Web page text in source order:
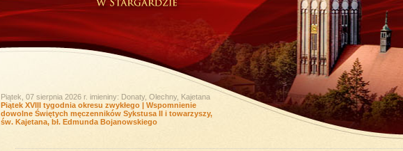
Piątek, 07 sierpnia 2026 r. imieniny: Donaty, Olechny, Kajetana
Piątek XVIII tygodnia okresu zwykłego | Wspomnienie
dowolne Świętych męczenników Sykstusa II i towarzyszy,
św. Kajetana, bł. Edmunda Bojanowskiego